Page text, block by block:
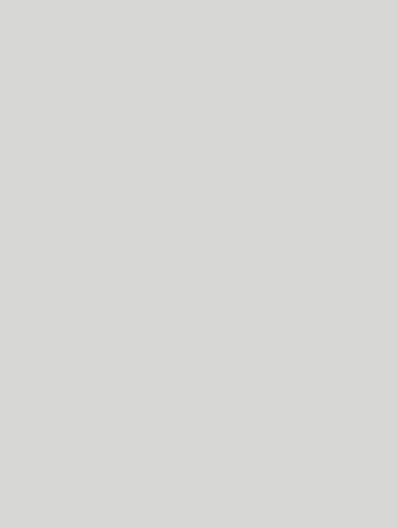
[GK] CloverPit : l'héritier
[GK] Stellar Blade : Blood
[GK] Palworld Online est
[GK] Wuchang 2 : le
[GK] Test : Big Walk est
[GK] Starsand Island : la
[GK] Dan Houser (GTA)